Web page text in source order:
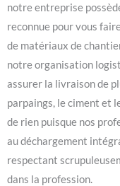
notre entreprise
reconnue pour vous
de matériaux de
notre organisation
assurer la livraison de
parpaings, le ciment et
de rien puisque nos
au déchargement
respectant
dans la profession.